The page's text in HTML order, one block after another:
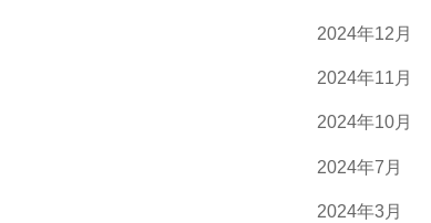
2024年12月
2024年11月
2024年10月
2024年7月
2024年3月